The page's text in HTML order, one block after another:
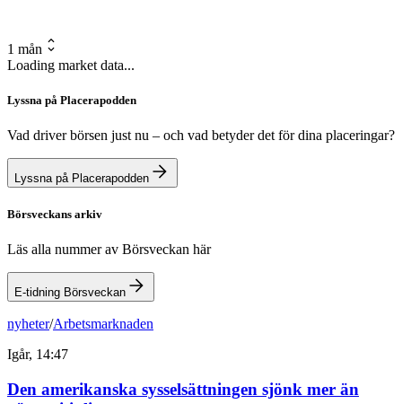
1 mån
Loading market data...
Lyssna på Placerapodden
Vad driver börsen just nu – och vad betyder det för dina placeringar?
Lyssna på Placerapodden
Börsveckans arkiv
Läs alla nummer av Börsveckan här
E-tidning Börsveckan
nyheter/Arbetsmarknaden
Igår, 14:47
Den amerikanska sysselsättningen sjönk mer än